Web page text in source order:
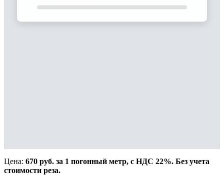
Цена: 670 руб. за 1 погонный метр, с НДС 22%. Без учета
стоимости реза.